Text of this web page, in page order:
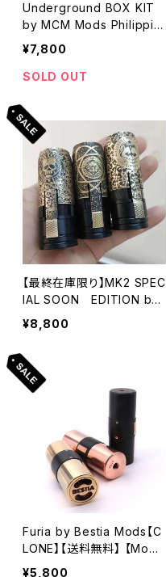
Underground BOX KIT
by MCM Mods Philippin
es【CLONE】【送料無料】【S
eries Hybrid 510 conne
ctor】【RDA 510ヒートシン
y】【VAPE ベイプ】
¥7,800
SOLD OUT
【最終在庫限り】MK2 SPEC
IAL SOON EDITION by
Cipher Mech Mods 【CL
ONE 1:1】【送料無料】【Bras
tton locking system】【電
子タバコ VAPE】
¥8,800
Furia by Bestia Mods【C
LONE】【送料無料】 【Mod
Tube】 【1 x 18650 / 207
¥5,800